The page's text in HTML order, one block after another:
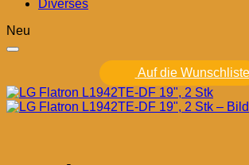
Diverses
Neu
Auf die Wunschliste